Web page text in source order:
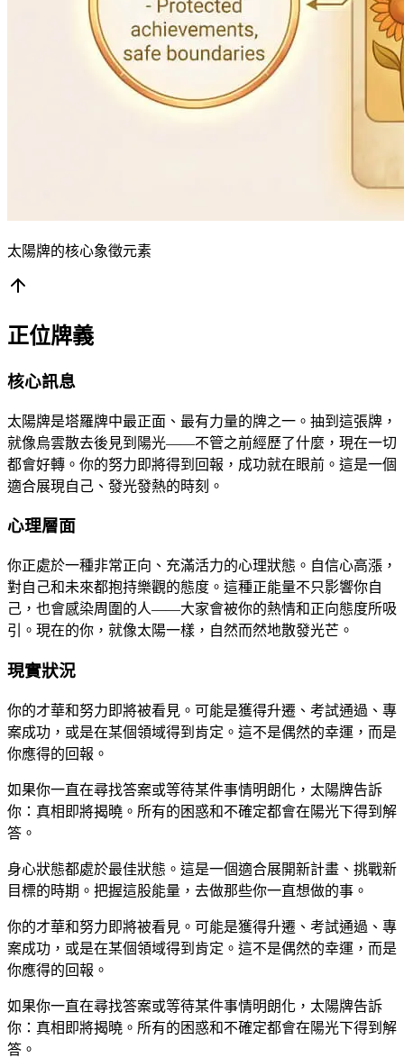
太陽牌的核心象徵元素
正位牌義
核心訊息
太陽牌是塔羅牌中最正面、最有力量的牌之一。抽到這張牌，
就像烏雲散去後見到陽光——不管之前經歷了什麼，現在一切
都會好轉。你的努力即將得到回報，成功就在眼前。這是一個
適合展現自己、發光發熱的時刻。
心理層面
你正處於一種非常正向、充滿活力的心理狀態。自信心高漲，
對自己和未來都抱持樂觀的態度。這種正能量不只影響你自
己，也會感染周圍的人——大家會被你的熱情和正向態度所吸
引。現在的你，就像太陽一樣，自然而然地散發光芒。
現實狀況
你的才華和努力即將被看見。可能是獲得升遷、考試通過、專
案成功，或是在某個領域得到肯定。這不是偶然的幸運，而是
你應得的回報。
如果你一直在尋找答案或等待某件事情明朗化，太陽牌告訴
你：真相即將揭曉。所有的困惑和不確定都會在陽光下得到解
答。
身心狀態都處於最佳狀態。這是一個適合展開新計畫、挑戰新
目標的時期。把握這股能量，去做那些你一直想做的事。
你的才華和努力即將被看見。可能是獲得升遷、考試通過、專
案成功，或是在某個領域得到肯定。這不是偶然的幸運，而是
你應得的回報。
如果你一直在尋找答案或等待某件事情明朗化，太陽牌告訴
你：真相即將揭曉。所有的困惑和不確定都會在陽光下得到解
答。